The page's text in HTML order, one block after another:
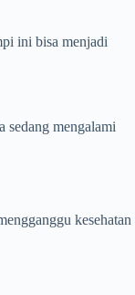
ini bisa menjadi
mengalami
kesehatan